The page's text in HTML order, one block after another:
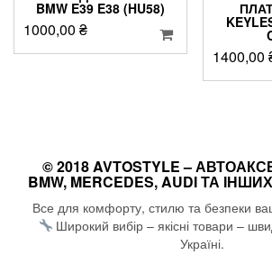
BMW E39 E38 (HU58)
1000,00 ₴
1400,00
© 2018 AVTOSTYLE –
BMW, MERCEDES, AUDI ТА
Все для комфорту, стилю та безпеки
Широкий вибір – якісні товари –
Україні.